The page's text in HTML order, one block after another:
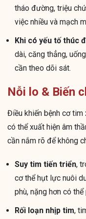
tháo đường, triệu
việc nhiều và mạch
Khi có yếu tố thúc
dài, căng thẳng,
cần theo dõi sát.
Nỗi lo & Biến
Điều khiến bệnh cơ tim
có thể xuất hiện âm
cần nắm rõ để không
Suy tim tiến triển,
cơ thể hụt lực nuôi
phù, nặng hơn có
Rối loạn nhịp tim,